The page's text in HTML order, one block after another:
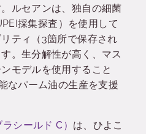
ルセアンは、独自の細菌
採集探査）を使用して
ティ（3箇所で保存され
。生分解性が高く、マス
モデルを使用すること
なパーム油の生産を支援
シールド C） は、ひよこ